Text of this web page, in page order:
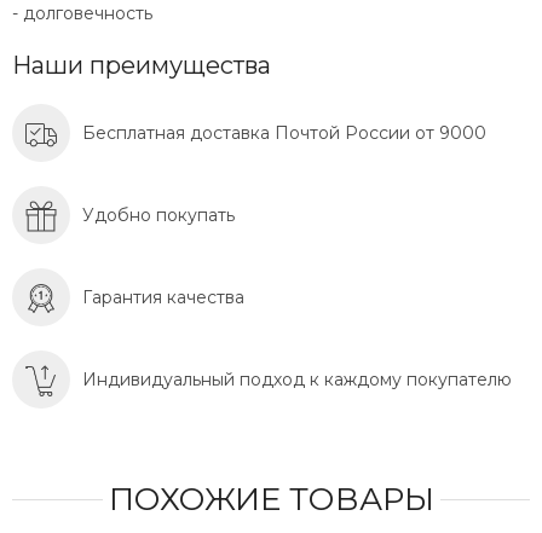
- долговечность
Наши преимущества
Бесплатная доставка Почтой России от 9000
Удобно покупать
Гарантия качества
Индивидуальный подход к каждому покупателю
ПОХОЖИЕ ТОВАРЫ